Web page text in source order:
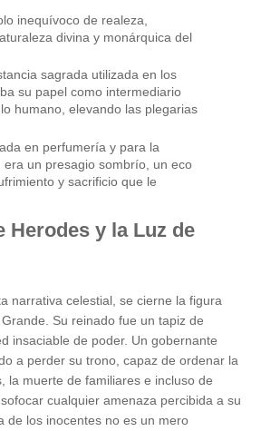
inequívoco de realeza,
divina y monárquica del
sagrada utilizada en los
su papel como intermediario
humano, elevando las plegarias
en perfumería y para la
era un presagio sombrío, un eco
y sacrificio que le
Herodes y la Luz de
narrativa celestial, se cierne la figura
Su reinado fue un tapiz de
insaciable de poder. Un gobernante
a perder su trono, capaz de ordenar la
la muerte de familiares e incluso de
cualquier amenaza percibida a su
de los inocentes no es un mero